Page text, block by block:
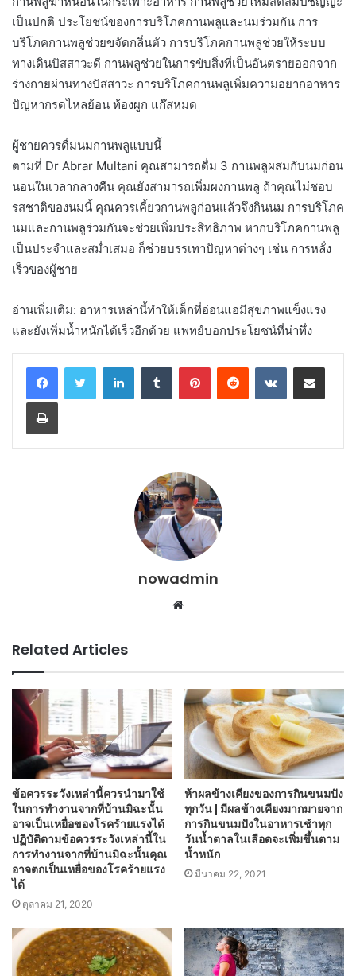
เป็นปกติ ประโยชน์ของการบริโภคกานพลูและนมร่วมกัน การ
บริโภคกานพลูช่วยขจัดกลิ่นตัว การบริโภคกานพลูช่วยให้ระบบ
ทางเดินปัสสาวะดี กานพลูช่วยในการขับสิ่งที่เป็นอันตรายออกจาก
ร่างกายผ่านทางปัสสาวะ การบริโภคกานพลูเพิ่มความอยากอาหาร
ปัญหากรดไหลย้อน ท้องผูก แก๊สหมด
ผู้ชายควรดื่มนมกานพลูแบบนี้
ตามที่ Dr Abrar Multani คุณสามารถดื่ม 3 กานพลูผสมกับนมก่อน
นอนในเวลากลางคืน คุณยังสามารถเพิ่มผงกานพลู ถ้าคุณไม่ชอบ
รสชาติของนมนี้ คุณควรเคี้ยวกานพลูก่อนแล้วจึงกินนม การบริโภค
นมและกานพลูร่วมกันจะช่วยเพิ่มประสิทธิภาพ หากบริโภคกานพลู
เป็นประจำและสม่ำเสมอ ก็ช่วยบรรเทาปัญหาต่างๆ เช่น การหลั่ง
เร็วของผู้ชาย
อ่านเพิ่มเติม: อาหารเหล่านี้ทำให้เด็กที่อ่อนแอมีสุขภาพแข็งแรง
และยังเพิ่มน้ำหนักได้เร็วอีกด้วย แพทย์บอกประโยชน์ที่น่าทึ่ง
LinkedInTumblr PinterestReddit VKontakteShare via Email
Print
nowadmin
Website
Related Articles
ข้อควรระวังเหล่านี้ควรนำมาใช้
ในการทำงานจากที่บ้านมิฉะนั้น
อาจเป็นเหยื่อของโรคร้ายแรงได้
ปฏิบัติตามข้อควรระวังเหล่านี้ใน
การทำงานจากที่บ้านมิฉะนั้นคุณ
อาจตกเป็นเหยื่อของโรคร้ายแรง
ได้
ตุลาคม 21, 2020
ห้าผลข้างเคียงของการกินขนมปัง
ทุกวัน | มีผลข้างเคียงมากมายจาก
การกินขนมปังในอาหารเช้าทุก
วันน้ำตาลในเลือดจะเพิ่มขึ้นตาม
น้ำหนัก
มีนาคม 22, 2021